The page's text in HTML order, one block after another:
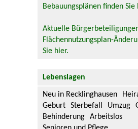
Bebauungsplänen finden Sie
Aktuelle
Flächennutzungsplan-
Sie hier.
Lebenslagen
Neu in Recklinghausen
Geburt
Sterbefall Umzug
Behinderung
Arbeitslos